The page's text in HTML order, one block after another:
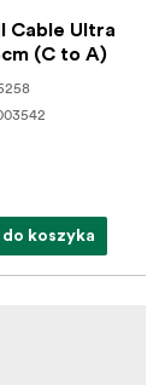
Cable Ultra
(C to A)
do koszyka